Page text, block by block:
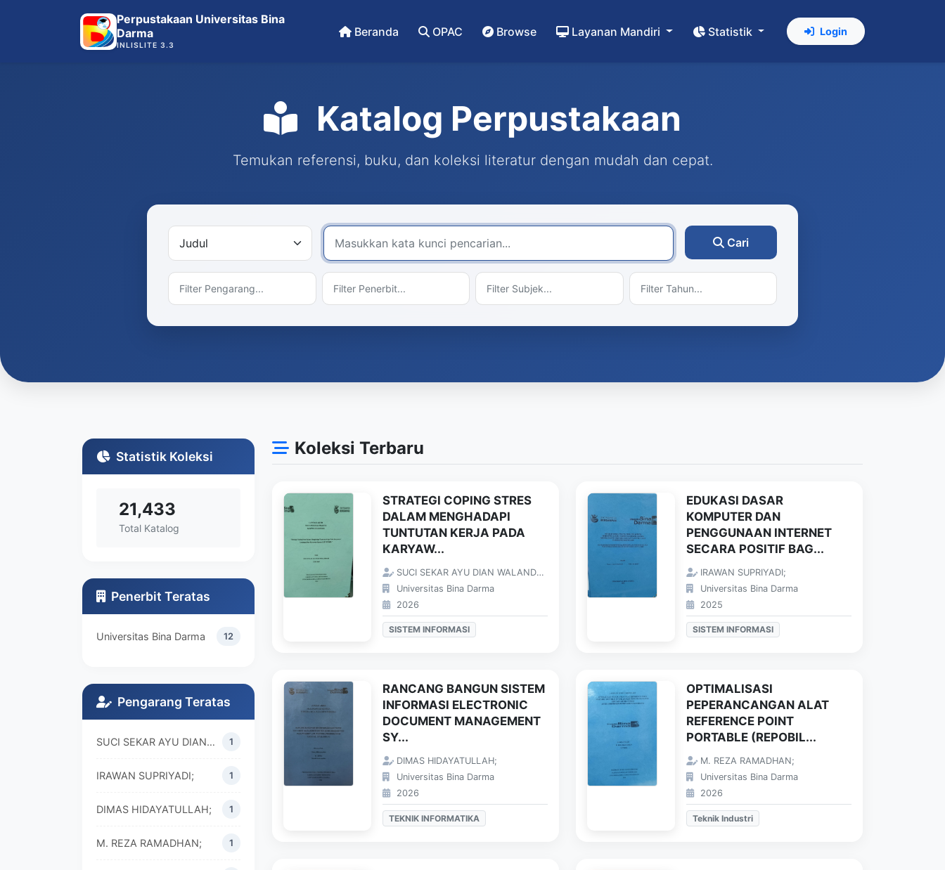
Perpustakaan Universitas Bina
Darma
INLISLITE 3.3
Beranda OPAC Browse Layanan Mandiri Statistik Login
Katalog Perpustakaan
Temukan referensi, buku, dan koleksi literatur dengan mudah dan cepat.
Cari
Statistik Koleksi
21,433
Total Katalog
Penerbit Teratas
Universitas Bina Darma 12
Pengarang Teratas
SUCI SEKAR AYU DIAN WALANDARI; 1
IRAWAN SUPRIYADI; 1
DIMAS HIDAYATULLAH; 1
M. REZA RAMADHAN; 1
Koleksi Terbaru
STRATEGI COPING STRES
DALAM MENGHADAPI
TUNTUTAN KERJA PADA
KARYAW...
SUCI SEKAR AYU DIAN WALANDARI;
Universitas Bina Darma
2026
SISTEM INFORMASI
EDUKASI DASAR
KOMPUTER DAN
PENGGUNAAN INTERNET
SECARA POSITIF BAG...
IRAWAN SUPRIYADI;
Universitas Bina Darma
2025
SISTEM INFORMASI
RANCANG BANGUN SISTEM
INFORMASI ELECTRONIC
DOCUMENT MANAGEMENT
SY...
DIMAS HIDAYATULLAH;
Universitas Bina Darma
2026
TEKNIK INFORMATIKA
OPTIMALISASI
PEPERANCANGAN ALAT
REFERENCE POINT
PORTABLE (REPOBIL...
M. REZA RAMADHAN;
Universitas Bina Darma
2026
Teknik Industri